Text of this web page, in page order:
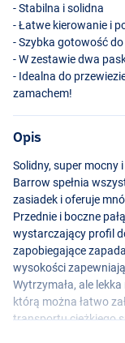
- Stabilna i solidna
- Łatwe kierowanie i
- Szybka gotowość
- W zestawie dwa
- Idealna do
zamachem!
Opis
Solidny, super mocny
Barrow spełnia
zasiadek i oferuje
Przednie i boczne
wystarczający profil
zapobiegające
wysokości
Wytrzymała, ale
którą można łatwo
transportu ciężkiego
jest w przestronną